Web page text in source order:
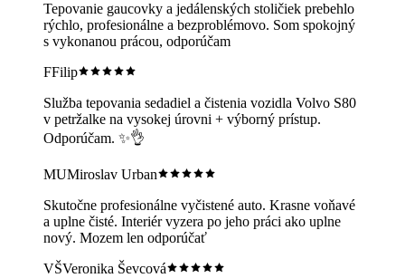
Tepovanie gaucovky a jedálenských stoličiek prebehlo
rýchlo, profesionálne a bezproblémovo. Som spokojný
s vykonanou prácou, odporúčam
FFilip
Služba tepovania sedadiel a čistenia vozidla Volvo S80
v petržalke na vysokej úrovni + výborný prístup.
Odporúčam. ✨👌
MUMiroslav Urban
Skutočne profesionálne vyčistené auto. Krasne voňavé
a uplne čisté. Interiér vyzera po jeho práci ako uplne
nový. Mozem len odporúčať
VŠVeronika Ševcová